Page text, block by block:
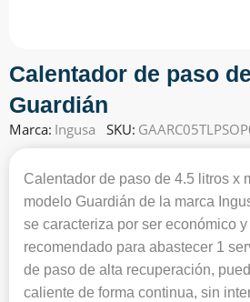
Calentador de paso
Guardián
Marca: Ingusa SKU:
Calentador de paso de 4.5 litros x
modelo Guardián de la marca
se caracteriza por ser económico
recomendado para abastecer 1
de paso de alta recuperación,
caliente de forma continua, sin